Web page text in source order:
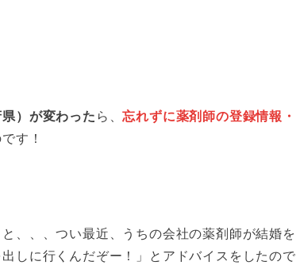
）が変わった ら、忘れずに薬剤師の登録情報・
す！
、、、つい最近、うちの会社の薬剤師が結婚を
しに行くんだぞー！」とアドバイスをしたので